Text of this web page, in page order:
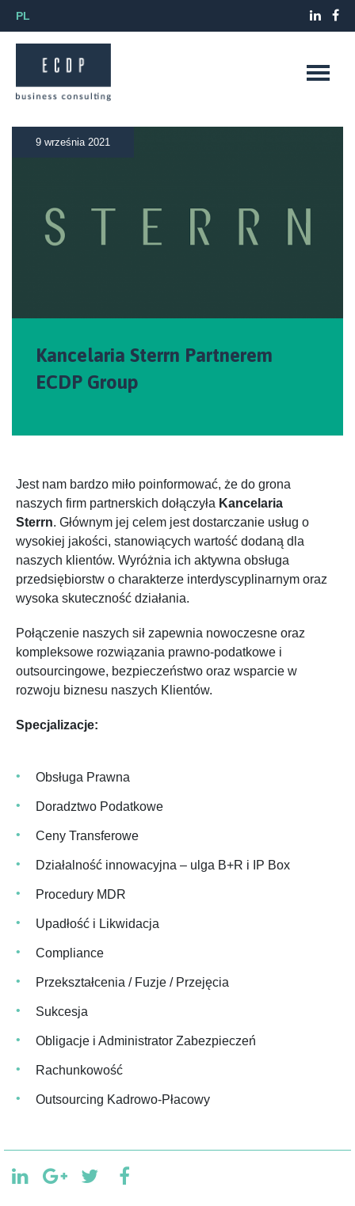
PL
9 września 2021
Kancelaria Sterrn Partnerem
ECDP Group
Jest nam bardzo miło poinformować, że do grona
naszych firm partnerskich dołączyła Kancelaria
Sterrn. Głównym jej celem jest dostarczanie usług o
wysokiej jakości, stanowiących wartość dodaną dla
naszych klientów. Wyróżnia ich aktywna obsługa
przedsiębiorstw o charakterze interdyscyplinarnym oraz
wysoka skuteczność działania.
Połączenie naszych sił zapewnia nowoczesne oraz
kompleksowe rozwiązania prawno-podatkowe i
outsourcingowe, bezpieczeństwo oraz wsparcie w
rozwoju biznesu naszych Klientów.
Specjalizacje:
Obsługa Prawna
Doradztwo Podatkowe
Ceny Transferowe
Działalność innowacyjna – ulga B+R i IP Box
Procedury MDR
Upadłość i Likwidacja
Compliance
Przekształcenia / Fuzje / Przejęcia
Sukcesja
Obligacje i Administrator Zabezpieczeń
Rachunkowość
Outsourcing Kadrowo-Płacowy